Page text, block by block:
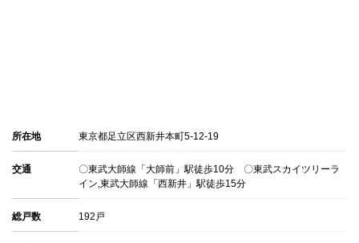
所在地 東京都足立区西新井本町5-12-19
交通
〇東武大師線「大師前」駅徒歩10分 〇東武スカイツリーラ
イン,東武大師線「西新井」駅徒歩15分
総戸数 192戸